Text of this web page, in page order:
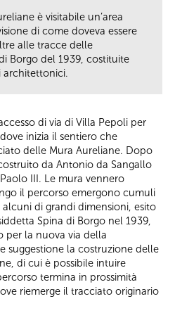
è visitabile un’area
di come doveva essere
alle tracce delle
Borgo del 1939, costituite
architettonici.
di via di Villa Pepoli per
inizia il sentiero che
delle Mura Aureliane. Dopo
da Antonio da Sangallo
III. Le mura vennero
il percorso emergono cumuli
di grandi dimensioni, esito
Spina di Borgo nel 1939,
per la nuova via della
suggestione la costruzione delle
di cui è possibile intuire
termina in prossimità
riemerge il tracciato originario